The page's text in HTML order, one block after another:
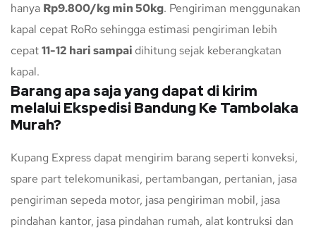
hanya Rp9.800/kg min 50kg. Pengiriman menggunakan
kapal cepat RoRo sehingga estimasi pengiriman lebih
cepat11-12 hari sampai dihitung sejak keberangkatan
kapal.
Barang apa saja yang dapat di kirim
melalui Ekspedisi Bandung Ke Tambolaka
Murah?
Kupang Express dapat mengirim barang seperti konveksi,
spare part telekomunikasi, pertambangan, pertanian, jasa
pengiriman sepeda motor, jasa pengiriman mobil, jasa
pindahan kantor, jasa pindahan rumah, alat kontruksi dan